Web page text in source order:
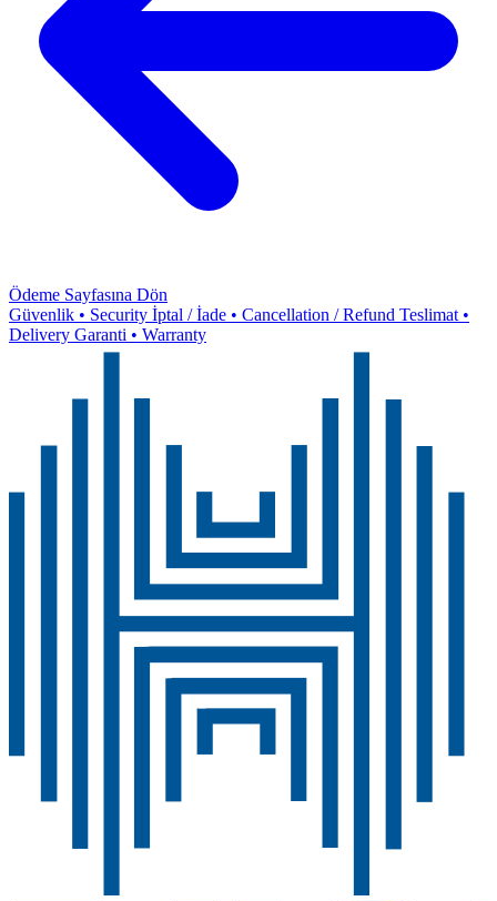
Ödeme Sayfasına Dön
Güvenlik • Security İptal / İade • Cancellation / Refund Teslimat •
Delivery Garanti • Warranty